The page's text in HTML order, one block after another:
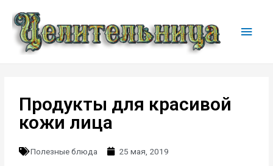
Продукты для красивой
кожи лица
Полезные блюда 25 мая, 2019